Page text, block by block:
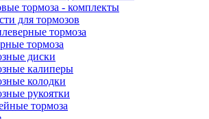
тормоза - комплекты
для тормозов
тормоза
тормоза
диски
калиперы
колодки
рукоятки
тормоза